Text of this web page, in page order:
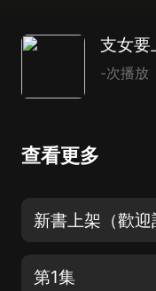
支女要
-次播放
查看更多
新書上架（歡迎
第1集